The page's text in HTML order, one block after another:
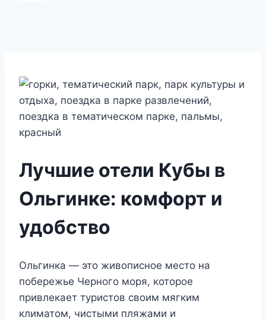
Лучшие отели Кубы в
Ольгинке: комфорт и
удобство
Ольгинка — это живописное место на
побережье Черного моря, которое
привлекает туристов своим мягким
климатом, чистыми пляжами и